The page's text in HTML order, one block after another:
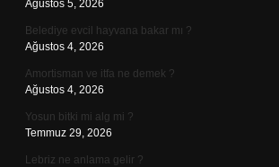
Ağustos 5, 2026
Belediye evcil hayvana bakar mı ?
Ağustos 4, 2026
Amortisman ve itfa ne demek ?
Ağustos 4, 2026
Yosun bitki mi alg mi ?
Temmuz 29, 2026
Lebriz ne anlama gelir ?